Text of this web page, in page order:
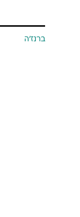
ברנז'ה